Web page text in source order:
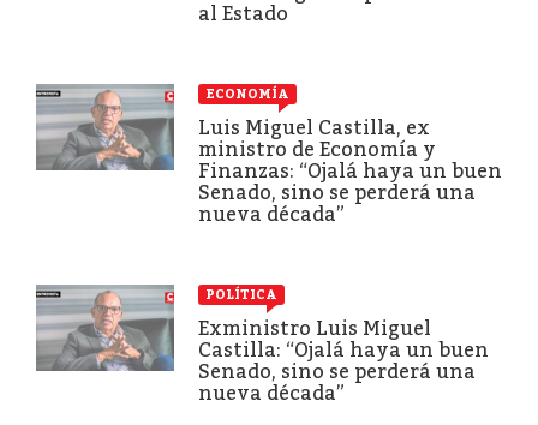
al Estado
ECONOMÍA
Luis Miguel Castilla, ex
ministro de Economía y
Finanzas: “Ojalá haya un buen
Senado, sino se perderá una
nueva década”
POLÍTICA
Exministro Luis Miguel
Castilla: “Ojalá haya un buen
Senado, sino se perderá una
nueva década”